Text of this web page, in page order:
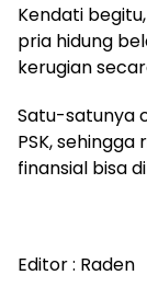
Kendati
pria hidung
kerugian
Satu-satunya
PSK,
finansial bisa
Editor : Raden